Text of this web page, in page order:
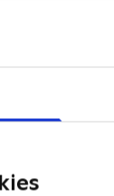
fædre eller